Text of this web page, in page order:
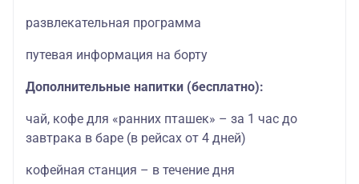
развлекательная программа
путевая информация на борту
Дополнительные напитки (бесплатно):
чай, кофе для «ранних пташек» – за 1 час до
завтрака в баре (в рейсах от 4 дней)
кофейная станция – в течение дня